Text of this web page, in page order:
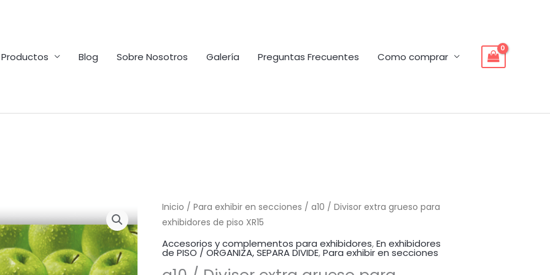
Productos
Blog Sobre Nosotros Galería Preguntas Frecuentes Como comprar
Inicio / Para exhibir en secciones / a10 / Divisor extra grueso para
exhibidores de piso XR15
Accesorios y complementos para exhibidores,En exhibidores
de PISO / ORGANIZA, SEPARA DIVIDE,Para exhibir en secciones